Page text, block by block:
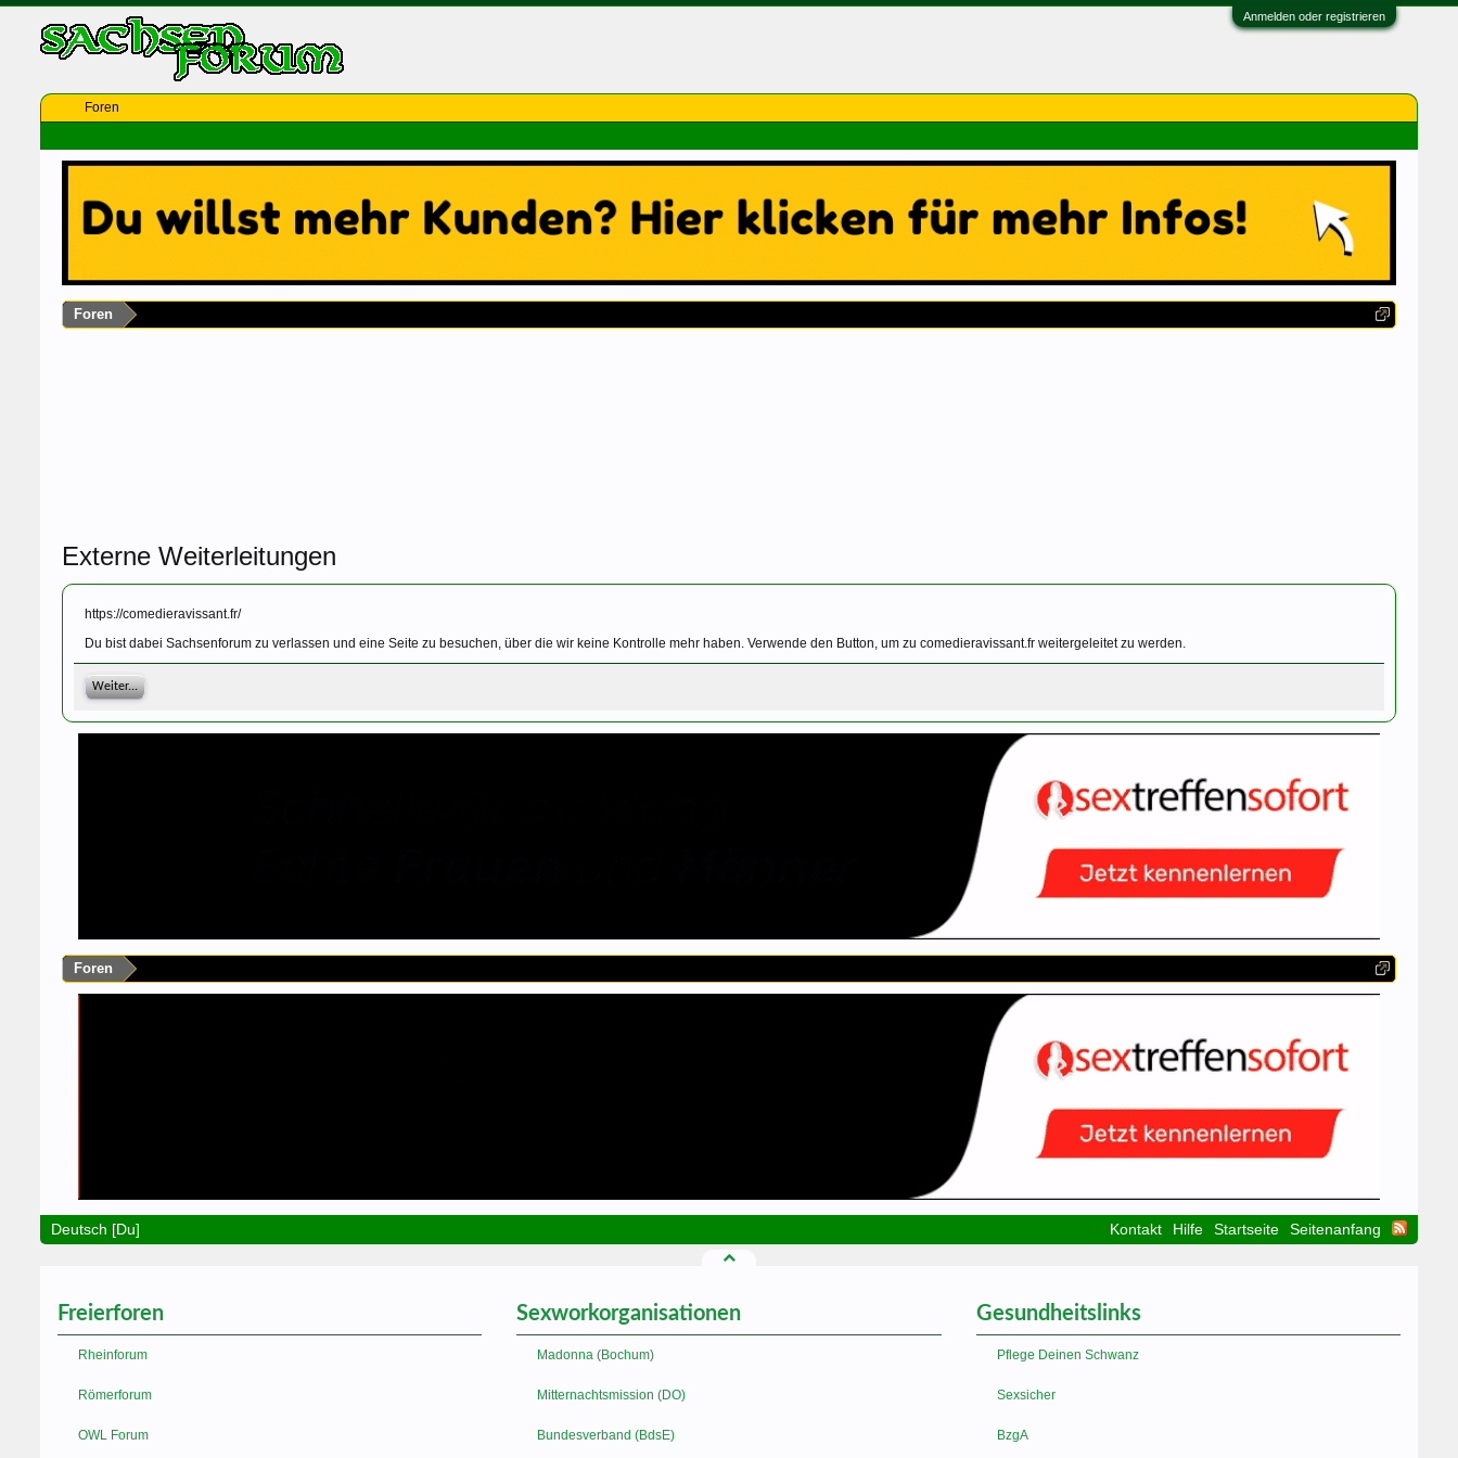
Anmelden oder registrieren
Foren
Externe Weiterleitungen
https://comedieravissant.fr/
Du bist dabei Sachsenforum zu verlassen und eine Seite zu besuchen, über die wir keine Kontrolle mehr haben. Verwende den Button, um zu comedieravissant.fr weitergeleitet zu werden.
Weiter...
Foren
Foren
Deutsch [Du] Kontakt Hilfe Startseite Seitenanfang
Freierforen
Rheinforum
Römerforum
OWL Forum
Sexworkorganisationen
Madonna (Bochum)
Mitternachtsmission (DO)
Bundesverband (BdsE)
Gesundheitslinks
Pflege Deinen Schwanz
Sexsicher
BzgA